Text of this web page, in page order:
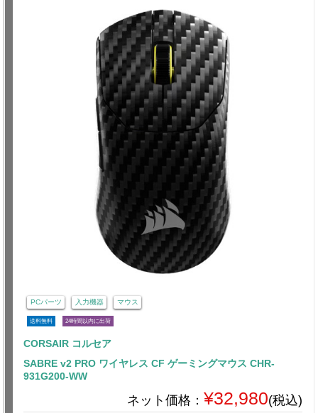
PCパーツ 入力機器 マウス
送料無料 24時間以内に出荷
CORSAIR コルセア
SABRE v2 PRO ワイヤレス CF ゲーミングマウス CHR-
931G200-WW
ネット価格： ¥32,980(税込)